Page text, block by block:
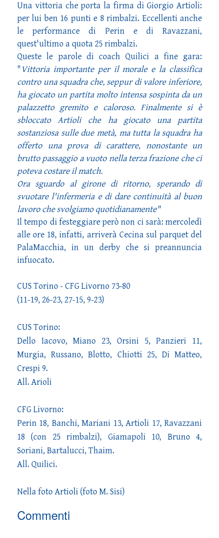
Una vittoria che porta la firma di Giorgio Artioli:
per lui ben 16 punti e 8 rimbalzi. Eccellenti anche
le performance di Perin e di Ravazzani,
quest'ultimo a quota 25 rimbalzi.
Queste le parole di coach Quilici a fine gara:
" Vittoria importante per il morale e la classifica
contro una squadra che, seppur di valore inferiore,
ha giocato un partita molto intensa sospinta da un
palazzetto gremito e caloroso. Finalmente si è
sbloccato Artioli che ha giocato una partita
sostanziosa sulle due metà, ma tutta la squadra ha
offerto una prova di carattere, nonostante un
brutto passaggio a vuoto nella terza frazione che ci
poteva costare il match.
Ora sguardo al girone di ritorno, sperando di
svuotare l'infermeria e di dare continuità al buon
lavoro che svolgiamo quotidianamente"
Il tempo di festeggiare però non ci sarà: mercoledì
alle ore 18, infatti, arriverà Cecina sul parquet del
PalaMacchia, in un derby che si preannuncia
infuocato.
CUS Torino - CFG Livorno 73-80
(11-19, 26-23, 27-15, 9-23)
CUS Torino:
Dello Iacovo, Miano 23, Orsini 5, Panzieri 11,
Murgia, Russano, Blotto, Chiotti 25, Di Matteo,
Crespi 9.
All. Arioli
CFG Livorno:
Perin 18, Banchi, Mariani 13, Artioli 17, Ravazzani
18 (con 25 rimbalzi), Giamapoli 10, Bruno 4,
Soriani, Bartalucci, Thaim.
All. Quilici.
Nella foto Artioli (foto M. Sisi)
Commenti